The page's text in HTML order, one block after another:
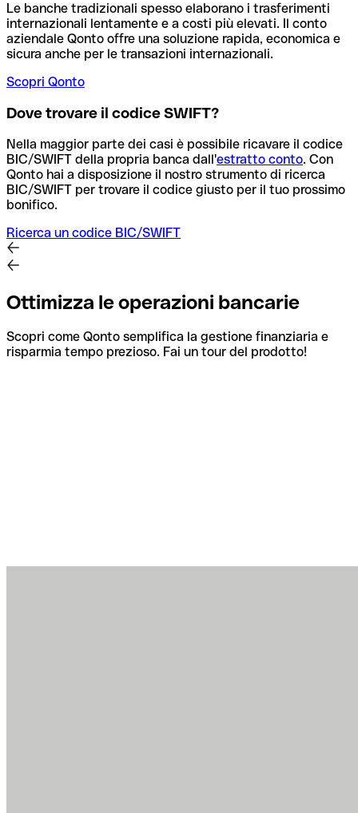
Le banche tradizionali spesso elaborano i trasferimenti
internazionali lentamente e a costi più elevati. Il conto
aziendale Qonto offre una soluzione rapida, economica e
sicura anche per le transazioni internazionali.
Scopri Qonto
Dove trovare il codice SWIFT?
Nella maggior parte dei casi è possibile ricavare il codice
BIC/SWIFT della propria banca dall'estratto conto. Con
Qonto hai a disposizione il nostro strumento di ricerca
BIC/SWIFT per trovare il codice giusto per il tuo prossimo
bonifico.
Ricerca un codice BIC/SWIFT
Ottimizza le operazioni bancarie
Scopri come Qonto semplifica la gestione finanziaria e
risparmia tempo prezioso. Fai un tour del prodotto!